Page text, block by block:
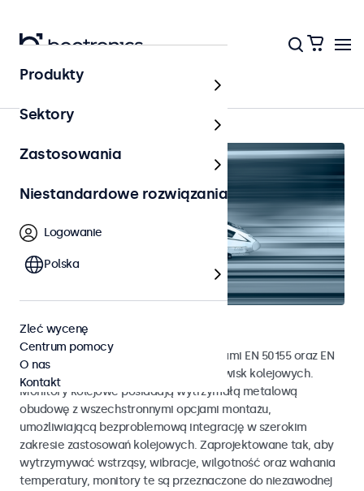
Strona główna
Monitory kolejowe
Monitory opracowane zgodnie z normami EN 50155 oraz EN
45545-2 dla taboru kolejowego i środowisk kolejowych.
Monitory kolejowe posiadają wytrzymałą metalową
obudowę z wszechstronnymi opcjami montażu,
umożliwiającą bezproblemową integrację w szerokim
zakresie zastosowań kolejowych. Zaprojektowane tak, aby
wytrzymywać wstrząsy, wibracje, wilgotność oraz wahania
temperatury, monitory te są przeznaczone do niezawodnej
Produkty
Sektory
Zastosowania
Niestandardowe rozwiązania
Logowanie
Polska
Zleć wycenę
Centrum pomocy
O nas
Kontakt